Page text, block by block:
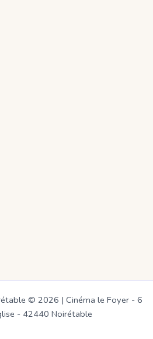
© 2026 | Cinéma le Foyer - 6
- 42440 Noirétable